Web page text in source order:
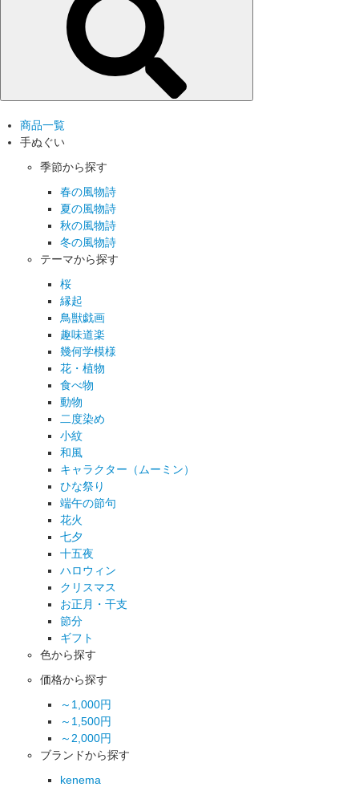
商品一覧
手ぬぐい
季節から探す
春の風物詩
夏の風物詩
秋の風物詩
冬の風物詩
テーマから探す
桜
縁起
鳥獣戯画
趣味道楽
幾何学模様
花・植物
食べ物
動物
二度染め
小紋
和風
キャラクター（ムーミン）
ひな祭り
端午の節句
花火
七夕
十五夜
ハロウィン
クリスマス
お正月・干支
節分
ギフト
色から探す
価格から探す
～1,000円
～1,500円
～2,000円
ブランドから探す
kenema